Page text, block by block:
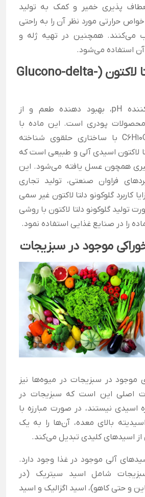
پذیری خمیر و کمک به تولید
حرارتی مورد نظر آن را به راحتی
می‌کنند. همچنین در تهیه ژله و
استفاده می‌شود.
گلوکونو دلتا لاکتون (Glucono-delta-
pH، بهبود دهنده طعم و از
محصولات پودری است. این ماده با
با ساختاری حلقوی شناخته
لاکتون اسیدی آلی و طبیعی است که
همچون عسل یافته می‌شود. این
فراوان صنعتی، تولید تجاری
کاربرد گلوکونو دلتا لاکتون غیر سمی
تولید گلوکونو دلتا لاکتون با روشی
را در صنایع غذایی استفاده نمود.
موجود در سبزیجات
موجود در سبزیجات در میوه‌ها نیز
اصلی این است که سبزیجات در
اسیدی نیستند، در صورت مبارزه با
بالای معده، آن‌ها را به یک
از اسیدهای کلیدی تبدیل می‌کند.
آلی موجود در غذا وجود دارد.
شامل اسید سیتریک (در
و حتی کاهو)، اسید اگزالیک و اسید